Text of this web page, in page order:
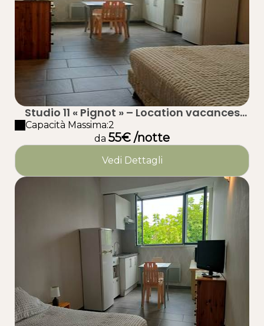
Studio 11 « Pignot » – Location vacances
proche plage à Taussat (Lanton) – Bassin
d’Arcachon
Capacità Massima:2
da 55€ /notte
Vedi Dettagli